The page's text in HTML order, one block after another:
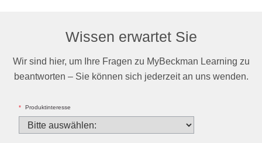
Wissen erwartet Sie
Wir sind hier, um Ihre Fragen zu MyBeckman Learning zu
beantworten – Sie können sich jederzeit an uns wenden.
* Produktinteresse